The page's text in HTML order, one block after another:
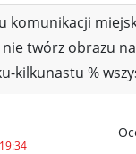
komunikacji
twórz obrazu
kilkunastu %